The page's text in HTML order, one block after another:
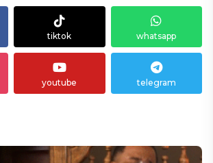
tiktok whatsapp
youtube telegram